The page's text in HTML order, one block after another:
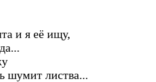
и я её ищу,
шумит листва...